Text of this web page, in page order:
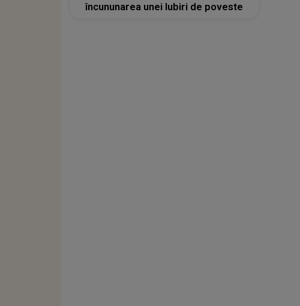
încununarea unei Iubiri de poveste